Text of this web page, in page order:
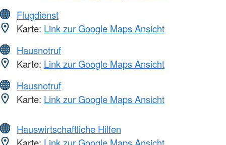
Flugdienst
Karte: Link zur Google Maps Ansicht
Hausnotruf
Karte: Link zur Google Maps Ansicht
Hausnotruf
Karte: Link zur Google Maps Ansicht
Hauswirtschaftliche Hilfen